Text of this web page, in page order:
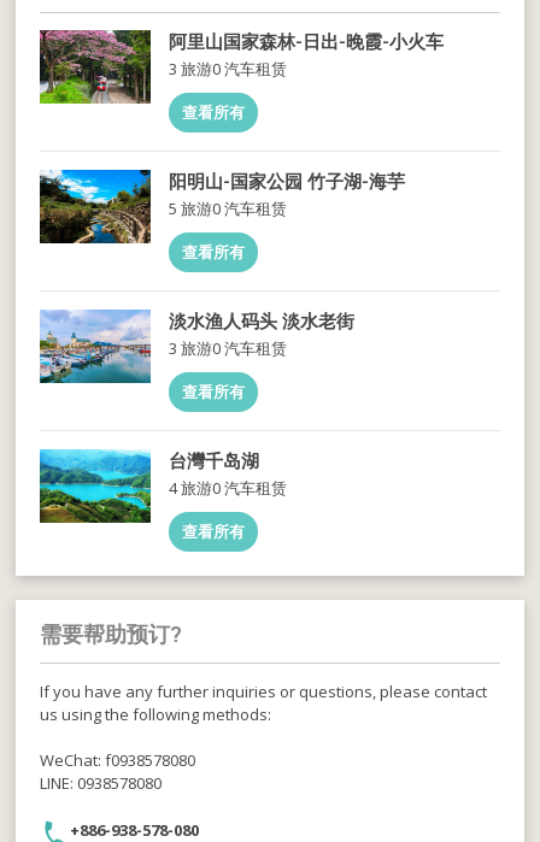
阿里山国家森林-日出-晚霞-小火车
3 旅游0 汽车租赁
查看所有
阳明山-国家公园 竹子湖-海芋
5 旅游0 汽车租赁
查看所有
淡水渔人码头 淡水老街
3 旅游0 汽车租赁
查看所有
台灣千岛湖
4 旅游0 汽车租赁
查看所有
需要帮助预订?
If you have any further inquiries or questions, please contact
us using the following methods:
WeChat: f0938578080
LINE: 0938578080
+886-938-578-080